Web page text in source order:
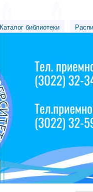
Каталог библиотеки